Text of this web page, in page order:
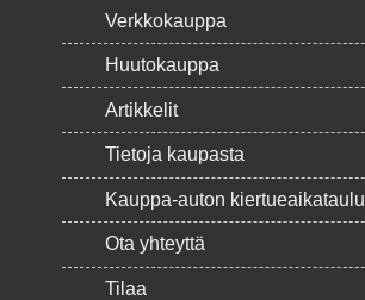
Verkkokauppa
Huutokauppa
Artikkelit
Tietoja kaupasta
Kauppa-auton kiertueaikataulu
Ota yhteyttä
Tilaa